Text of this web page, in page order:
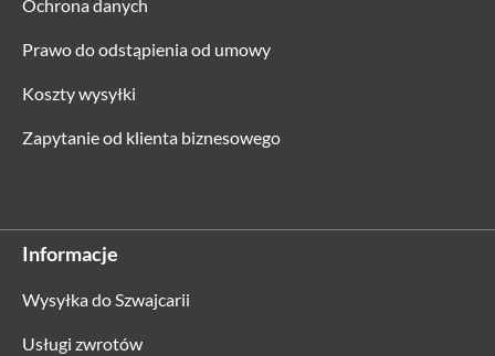
Ochrona danych
Prawo do odstąpienia od umowy
Koszty wysyłki
Zapytanie od klienta biznesowego
Informacje
Wysyłka do Szwajcarii
Usługi zwrotów